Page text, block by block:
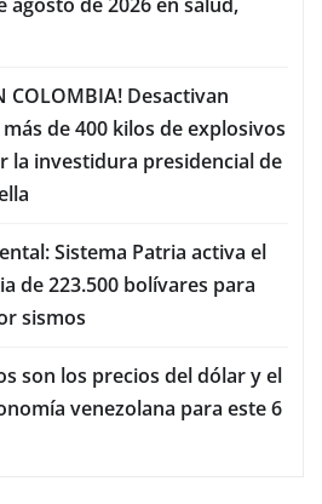
COLOMBIA! Desactivan
de 400 kilos de explosivos
la investidura presidencial de
Sistema Patria activa el
de 223.500 bolívares para
sismos
son los precios del dólar y el
venezolana para este 6